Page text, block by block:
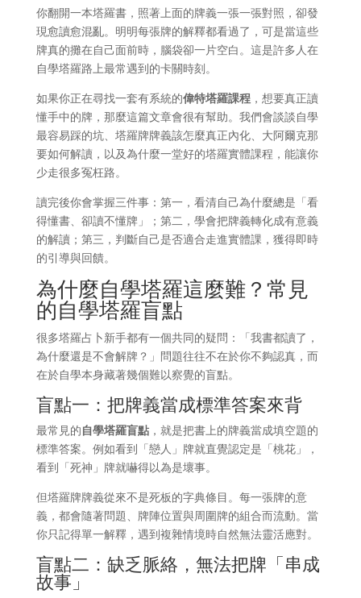
你翻開一本塔羅書，照著上面的牌義一張一張對照，卻發
現愈讀愈混亂。明明每張牌的解釋都看過了，可是當這些
牌真的攤在自己面前時，腦袋卻一片空白。這是許多人在
自學塔羅路上最常遇到的卡關時刻。
如果你正在尋找一套有系統的偉特塔羅課程，想要真正讀
懂手中的牌，那麼這篇文章會很有幫助。我們會談談自學
最容易踩的坑、塔羅牌牌義該怎麼真正內化、大阿爾克那
要如何解讀，以及為什麼一堂好的塔羅實體課程，能讓你
少走很多冤枉路。
讀完後你會掌握三件事：第一，看清自己為什麼總是「看
得懂書、卻讀不懂牌」；第二，學會把牌義轉化成有意義
的解讀；第三，判斷自己是否適合走進實體課，獲得即時
的引導與回饋。
為什麼自學塔羅這麼難？常見
的自學塔羅盲點
很多塔羅占卜新手都有一個共同的疑問：「我書都讀了，
為什麼還是不會解牌？」問題往往不在於你不夠認真，而
在於自學本身藏著幾個難以察覺的盲點。
盲點一：把牌義當成標準答案來背
最常見的自學塔羅盲點，就是把書上的牌義當成填空題的
標準答案。例如看到「戀人」牌就直覺認定是「桃花」，
看到「死神」牌就嚇得以為是壞事。
但塔羅牌牌義從來不是死板的字典條目。每一張牌的意
義，都會隨著問題、牌陣位置與周圍牌的組合而流動。當
你只記得單一解釋，遇到複雜情境時自然無法靈活應對。
盲點二：缺乏脈絡，無法把牌「串成
故事」